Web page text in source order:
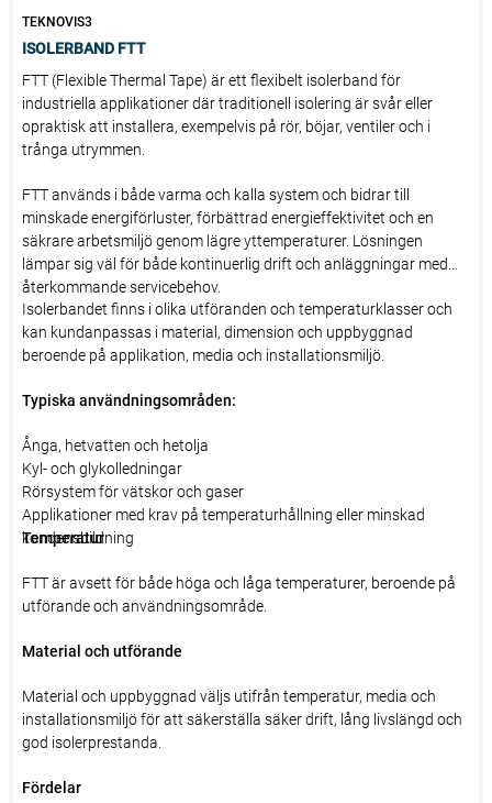
TEKNOVIS3
ISOLERBAND FTT
FTT (Flexible Thermal Tape) är ett flexibelt isolerband för
industriella applikationer där traditionell isolering är svår eller
opraktisk att installera, exempelvis på rör, böjar, ventiler och i
trånga utrymmen.
FTT används i både varma och kalla system och bidrar till
minskade energiförluster, förbättrad energieffektivitet och en
säkrare arbetsmiljö genom lägre yttemperaturer. Lösningen
lämpar sig väl för både kontinuerlig drift och anläggningar med
återkommande servicebehov.
Isolerbandet finns i olika utföranden och temperaturklasser och
kan kundanpassas i material, dimension och uppbyggnad
beroende på applikation, media och installationsmiljö.
Typiska användningsområden:
Ånga, hetvatten och hetolja
Kyl- och glykolledningar
Rörsystem för vätskor och gaser
Applikationer med krav på temperaturhållning eller minskad
kondensbildning
Temperatur
FTT är avsett för både höga och låga temperaturer, beroende på
utförande och användningsområde.
Material och utförande
Material och uppbyggnad väljs utifrån temperatur, media och
installationsmiljö för att säkerställa säker drift, lång livslängd och
god isolerprestanda.
Fördelar